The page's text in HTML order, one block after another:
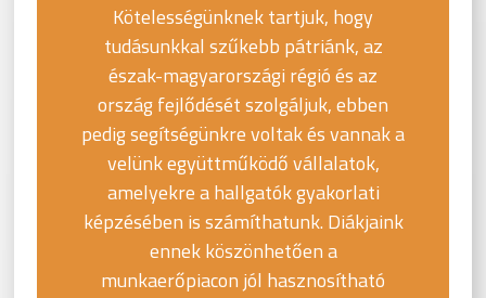
Kötelességünknek tartjuk, hogy
tudásunkkal szűkebb pátriánk, az
észak-magyarországi régió és az
ország fejlődését szolgáljuk, ebben
pedig segítségünkre voltak és vannak a
velünk együttműködő vállalatok,
amelyekre a hallgatók gyakorlati
képzésében is számíthatunk. Diákjaink
ennek köszönhetően a
munkaerőpiacon jól hasznosítható